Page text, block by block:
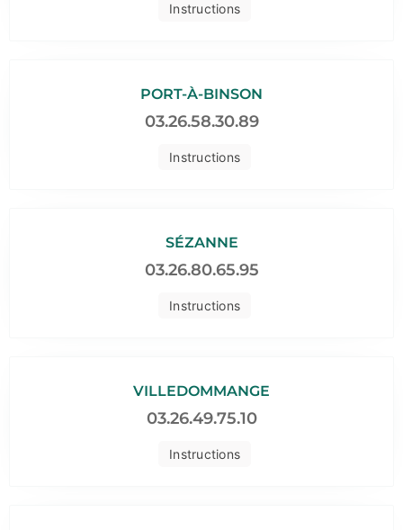
Instructions
Instructions
PORT-À-BINSON
03.26.58.30.89
Instructions
SÉZANNE
03.26.80.65.95
Instructions
VILLEDOMMANGE
03.26.49.75.10